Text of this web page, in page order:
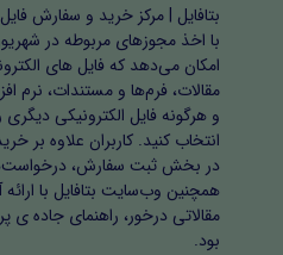
بتافایل | مرکز خرید و سفارش
امکان می‌دهد که فایل های
مقالات، فرم‌ها و مستندات، نرم
و هرگونه فایل الکترونیکی
انتخاب کنید. کاربران علاوه بر
در بخش ثبت سفارش،
همچنین وب‌سایت بتافایل با
مقالاتی درخور، راهنمای جاده
بود.